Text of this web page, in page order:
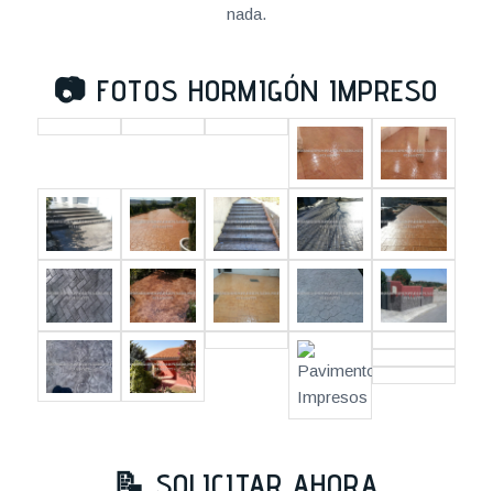
nada.
📷 FOTOS HORMIGÓN IMPRESO
📝 SOLICITAR AHORA